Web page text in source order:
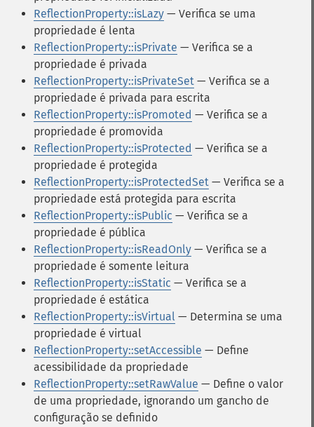
ReflectionProperty::isLazy — Verifica se uma
propriedade é lenta
ReflectionProperty::isPrivate — Verifica se a
propriedade é privada
ReflectionProperty::isPrivateSet — Verifica se a
propriedade é privada para escrita
ReflectionProperty::isPromoted — Verifica se a
propriedade é promovida
ReflectionProperty::isProtected — Verifica se a
propriedade é protegida
ReflectionProperty::isProtectedSet — Verifica se a
propriedade está protegida para escrita
ReflectionProperty::isPublic — Verifica se a
propriedade é pública
ReflectionProperty::isReadOnly — Verifica se a
propriedade é somente leitura
ReflectionProperty::isStatic — Verifica se a
propriedade é estática
ReflectionProperty::isVirtual — Determina se uma
propriedade é virtual
ReflectionProperty::setAccessible — Define
acessibilidade da propriedade
ReflectionProperty::setRawValue — Define o valor
de uma propriedade, ignorando um gancho de
configuração se definido